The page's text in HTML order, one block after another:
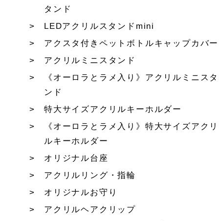
タンド
LEDアクリルスタンドmini
アクスタ付きペットボトルキャップカバー
アクリルミニスタンド
《オーロラとラメ入り》アクリルミニスタ
ンド
特大サイズアクリルキーホルダー
《オーロラとラメ入り》特大サイズアクリ
ルキーホルダー
オリジナル台座
アクリルリング・指輪
オリジナルお守り
アクリルヘアクリップ